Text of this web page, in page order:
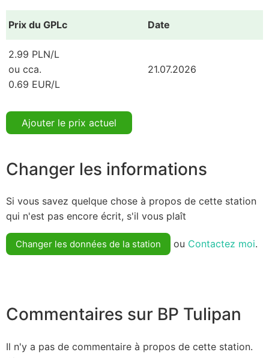
Prix du GPLc Date
2.99 PLN/L
ou cca.
0.69 EUR/L
21.07.2026
Ajouter le prix actuel
Changer les informations
Si vous savez quelque chose à propos de cette station
qui n'est pas encore écrit, s'il vous plaît
Changer les données de la station ou Contactez moi.
Commentaires sur BP Tulipan
Il n'y a pas de commentaire à propos de cette station.